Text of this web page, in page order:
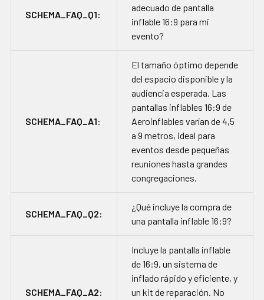
SCHEMA_FAQ_Q1:
adecuado de pantalla
inflable 16:9 para mi
evento?
SCHEMA_FAQ_A1:
El tamaño óptimo depende
del espacio disponible y la
audiencia esperada. Las
pantallas inflables 16:9 de
Aeroinflables varían de 4,5
a 9 metros, ideal para
eventos desde pequeñas
reuniones hasta grandes
congregaciones.
SCHEMA_FAQ_Q2:
¿Qué incluye la compra de
una pantalla inflable 16:9?
SCHEMA_FAQ_A2:
Incluye la pantalla inflable
de 16:9, un sistema de
inflado rápido y eficiente, y
un kit de reparación. No